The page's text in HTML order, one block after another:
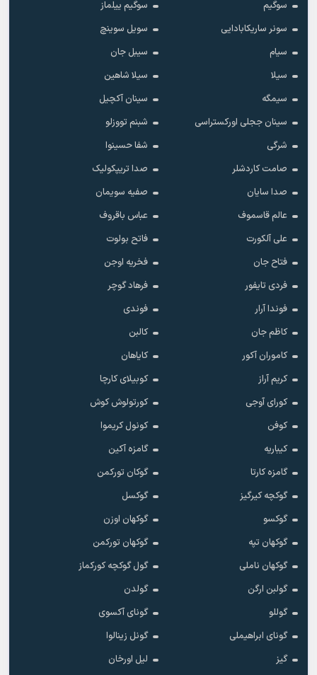
سوگیم
سوگیم ییلماز
سونر ساریکابادایی
سویل سوینچ
سیام
سیبل جان
سیلا
سیلا شاهین
سیمگه
سینان آکچیل
سینان ججلی اورکستراسی
شبنم تووزلو
شرگی
شفا حسینوا
صامت کاردشلر
صدا تریپکولیک
صدا سایان
صفیه سویمان
عالم قاسموف
عباس باقروف
علی آلکورت
فاتح بولوت
فتاح جان
فخریه اوجن
فردی تایفور
فرهاد گوچر
فوندا آرار
فوندی
کاظم جان
کالبن
کاموران آکور
کایاهان
کریم آراز
کوبیلای کارچا
کورای آوجی
کورتولوش کوش
کوفن
کونول کریموا
کیباریه
گامزه آکین
گامزه کارتا
گوکان تورکمن
گوکچه کیرگیز
گوکسل
گوکسو
گوکهان اوزن
گوکهان تپه
گوکهان تورکمن
گوکهان ناملی
گول گوکچه کورکماز
گولبن ارگن
گولدن
گوللو
گونای آکسوی
گونای ابراهیملی
گونل زینالوا
گیز
لیل اورخان